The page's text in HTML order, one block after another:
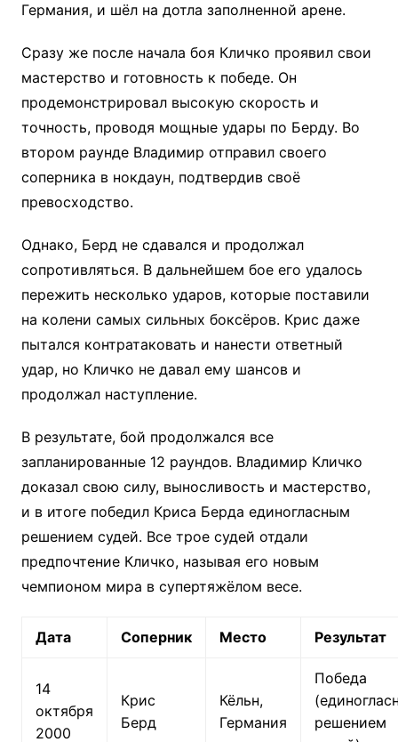
Германия, и шёл на дотла заполненной арене.
Сразу же после начала боя Кличко проявил свои
мастерство и готовность к победе. Он
продемонстрировал высокую скорость и
точность, проводя мощные удары по Берду. Во
втором раунде Владимир отправил своего
соперника в нокдаун, подтвердив своё
превосходство.
Однако, Берд не сдавался и продолжал
сопротивляться. В дальнейшем бое его удалось
пережить несколько ударов, которые поставили
на колени самых сильных боксёров. Крис даже
пытался контратаковать и нанести ответный
удар, но Кличко не давал ему шансов и
продолжал наступление.
В результате, бой продолжался все
запланированные 12 раундов. Владимир Кличко
доказал свою силу, выносливость и мастерство,
и в итоге победил Криса Берда единогласным
решением судей. Все трое судей отдали
предпочтение Кличко, называя его новым
чемпионом мира в супертяжёлом весе.
Дата Соперник Место Результат
14
октября
2000
Крис
Берд
Кёльн,
Германия
Победа
решением